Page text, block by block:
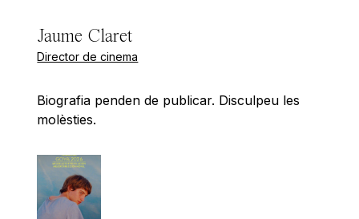
Jaume Claret
Director de cinema
Biografia penden de publicar. Disculpeu les
molèsties.